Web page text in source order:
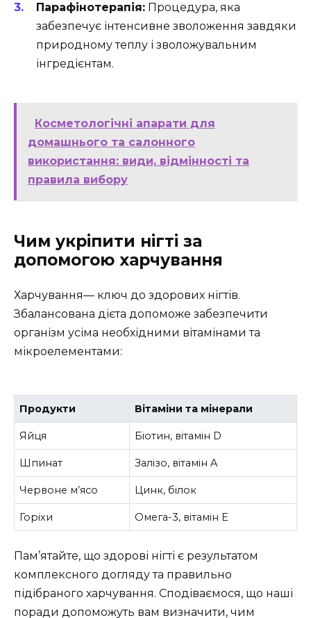
Парафінотерапія: Процедура, яка
забезпечує інтенсивне зволоження завдяки
природному теплу і зволожувальним
інгредієнтам.
Косметологічні апарати для
домашнього та салонного
використання: види, відмінності та
правила вибору
Чим укріпити нігті за
допомогою харчування
Харчування— ключ до здорових нігтів.
Збалансована дієта допоможе забезпечити
організм усіма необхідними вітамінами та
мікроелементами:
Продукти Вітаміни та мінерали
Яйця Біотин, вітамін D
Шпинат Залізо, вітамін A
Червоне м’ясо Цинк, білок
Горіхи Омега-3, вітамін E
Пам’ятайте, що здорові нігті є результатом
комплексного догляду та правильно
підібраного харчування. Сподіваємося, що наші
поради допоможуть вам визначити, чим